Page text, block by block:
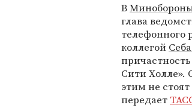
В
глава
телефонного
коллегой
Сити Холле».
этим не
передает